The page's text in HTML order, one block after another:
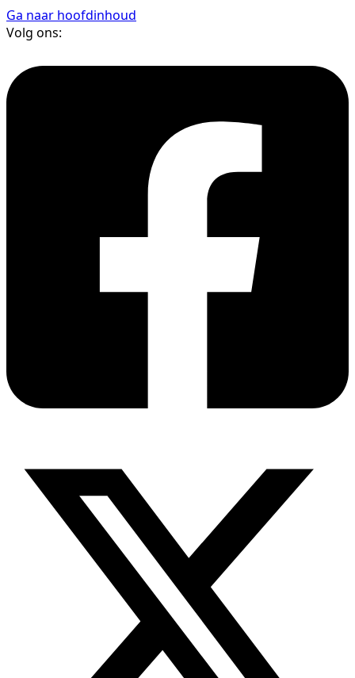
Ga naar hoofdinhoud
Volg ons: